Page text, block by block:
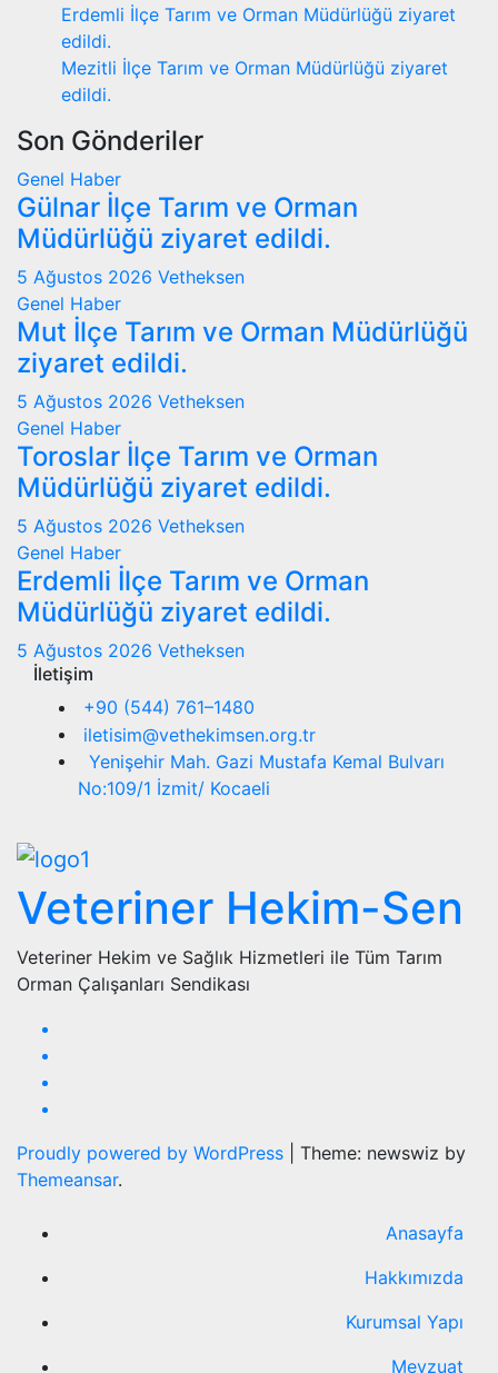
Erdemli İlçe Tarım ve Orman Müdürlüğü ziyaret
edildi.
Mezitli İlçe Tarım ve Orman Müdürlüğü ziyaret
edildi.
Son Gönderiler
Genel Haber
Gülnar İlçe Tarım ve Orman
Müdürlüğü ziyaret edildi.
5 Ağustos 2026 Vetheksen
Genel Haber
Mut İlçe Tarım ve Orman Müdürlüğü
ziyaret edildi.
5 Ağustos 2026 Vetheksen
Genel Haber
Toroslar İlçe Tarım ve Orman
Müdürlüğü ziyaret edildi.
5 Ağustos 2026 Vetheksen
Genel Haber
Erdemli İlçe Tarım ve Orman
Müdürlüğü ziyaret edildi.
5 Ağustos 2026 Vetheksen
İletişim
+90 (544) 761–1480
iletisim@vethekimsen.org.tr
Yenişehir Mah. Gazi Mustafa Kemal Bulvarı
No:109/1 İzmit/ Kocaeli
Veteriner Hekim-Sen
Veteriner Hekim ve Sağlık Hizmetleri ile Tüm Tarım
Orman Çalışanları Sendikası
Proudly powered by WordPress
Theme: newswiz by
Themeansar.
Anasayfa
Hakkımızda
Kurumsal Yapı
Mevzuat